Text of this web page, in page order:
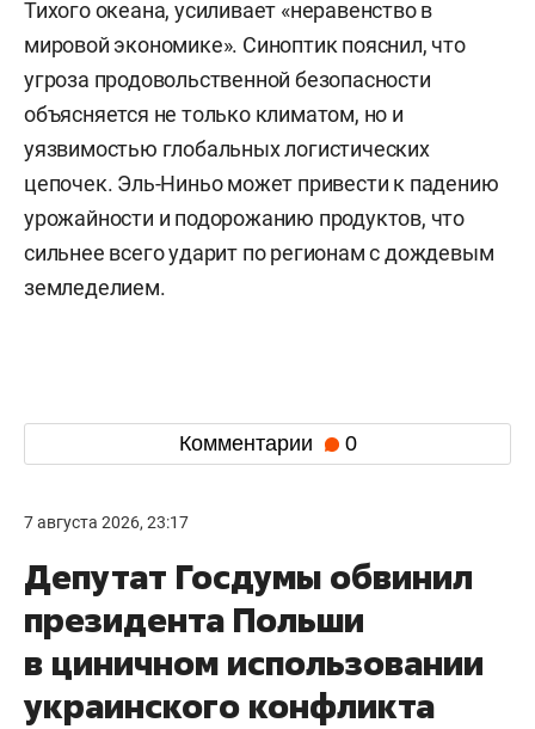
Тихого океана, усиливает «неравенство в
мировой экономике». Синоптик пояснил, что
угроза продовольственной безопасности
объясняется не только климатом, но и
уязвимостью глобальных логистических
цепочек. Эль-Ниньо может привести к падению
урожайности и подорожанию продуктов, что
сильнее всего ударит по регионам с дождевым
земледелием.
Комментарии 0
7 августа 2026, 23:17
Депутат Госдумы обвинил
президента Польши
в циничном использовании
украинского конфликта